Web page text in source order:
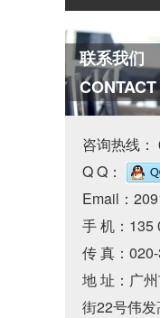
联系我们
咨询热线：
Q Q：
Email：
手 机：135
传 真：
地 址：广
街22号伟